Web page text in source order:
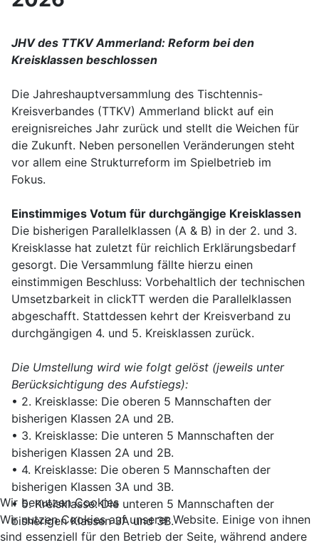
JHV des TTKV Ammerland: Reform bei den
Kreisklassen beschlossen
Die Jahreshauptversammlung des Tischtennis-
Kreisverbandes (TTKV) Ammerland blickt auf ein
ereignisreiches Jahr zurück und stellt die Weichen für
die Zukunft. Neben personellen Veränderungen steht
vor allem eine Strukturreform im Spielbetrieb im
Fokus.
Einstimmiges Votum für durchgängige Kreisklassen
Die bisherigen Parallelklassen (A & B) in der 2. und 3.
Kreisklasse hat zuletzt für reichlich Erklärungsbedarf
gesorgt. Die Versammlung fällte hierzu einen
einstimmigen Beschluss: Vorbehaltlich der technischen
Umsetzbarkeit in clickTT werden die Parallelklassen
abgeschafft. Stattdessen kehrt der Kreisverband zu
durchgängigen 4. und 5. Kreisklassen zurück.
Die Umstellung wird wie folgt gelöst (jeweils unter
Berücksichtigung des Aufstiegs):
• 2. Kreisklasse: Die oberen 5 Mannschaften der
bisherigen Klassen 2A und 2B.
• 3. Kreisklasse: Die unteren 5 Mannschaften der
bisherigen Klassen 2A und 2B.
• 4. Kreisklasse: Die oberen 5 Mannschaften der
bisherigen Klassen 3A und 3B.
• 5. Kreisklasse: Die unteren 5 Mannschaften der
bisherigen Klassen 3A und 3B.
Wir benutzen Cookies
Wir nutzen Cookies auf unserer Website. Einige von ihnen
sind essenziell für den Betrieb der Seite, während andere